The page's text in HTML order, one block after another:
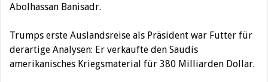
Abolhassan Banisadr.
Trumps erste Auslandsreise als Präsident war Futter für
derartige Analysen: Er verkaufte den Saudis
amerikanisches Kriegsmaterial für 380 Milliarden Dollar.